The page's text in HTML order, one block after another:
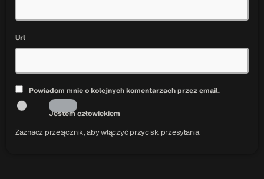
Url
Powiadom mnie o kolejnych komentarzach przez email.
Jestem człowiekiem
Zaznacz przełącznik, aby włączyć przycisk przesyłania.